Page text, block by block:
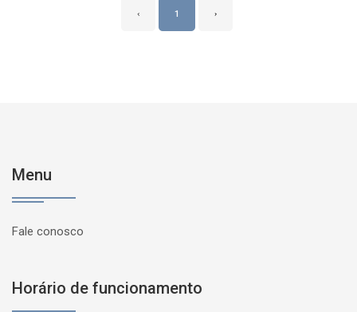
‹ 1 ›
Menu
Fale conosco
Horário de funcionamento